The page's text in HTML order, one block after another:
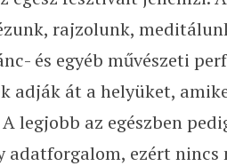
rajzolunk,
és egyéb művészeti
adják át a helyüket,
legjobb az egészben
adatforgalom, ezért nincs